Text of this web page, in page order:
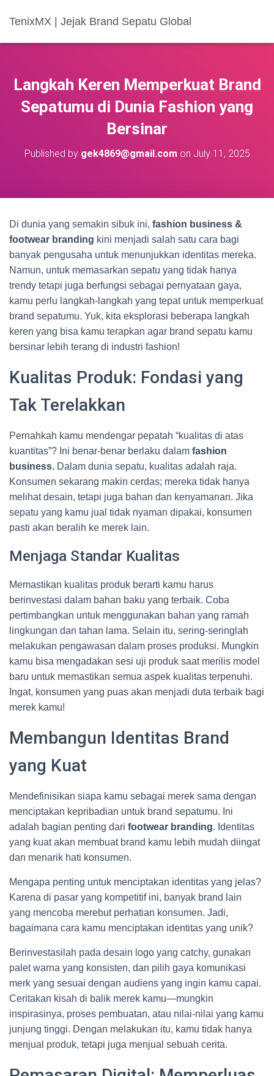
TenixMX | Jejak Brand Sepatu Global
Langkah Keren Memperkuat Brand
Sepatumu di Dunia Fashion yang
Bersinar
Published by gek4869@gmail.com on July 11, 2025
Di dunia yang semakin sibuk ini, fashion business &
footwear branding kini menjadi salah satu cara bagi
banyak pengusaha untuk menunjukkan identitas mereka.
Namun, untuk memasarkan sepatu yang tidak hanya
trendy tetapi juga berfungsi sebagai pernyataan gaya,
kamu perlu langkah-langkah yang tepat untuk memperkuat
brand sepatumu. Yuk, kita eksplorasi beberapa langkah
keren yang bisa kamu terapkan agar brand sepatu kamu
bersinar lebih terang di industri fashion!
Kualitas Produk: Fondasi yang
Tak Terelakkan
Pernahkah kamu mendengar pepatah “kualitas di atas
kuantitas”? Ini benar-benar berlaku dalam fashion
business. Dalam dunia sepatu, kualitas adalah raja.
Konsumen sekarang makin cerdas; mereka tidak hanya
melihat desain, tetapi juga bahan dan kenyamanan. Jika
sepatu yang kamu jual tidak nyaman dipakai, konsumen
pasti akan beralih ke merek lain.
Menjaga Standar Kualitas
Memastikan kualitas produk berarti kamu harus
berinvestasi dalam bahan baku yang terbaik. Coba
pertimbangkan untuk menggunakan bahan yang ramah
lingkungan dan tahan lama. Selain itu, sering-seringlah
melakukan pengawasan dalam proses produksi. Mungkin
kamu bisa mengadakan sesi uji produk saat merilis model
baru untuk memastikan semua aspek kualitas terpenuhi.
Ingat, konsumen yang puas akan menjadi duta terbaik bagi
merek kamu!
Membangun Identitas Brand
yang Kuat
Mendefinisikan siapa kamu sebagai merek sama dengan
menciptakan kepribadian untuk brand sepatumu. Ini
adalah bagian penting dari footwear branding. Identitas
yang kuat akan membuat brand kamu lebih mudah diingat
dan menarik hati konsumen.
Mengapa penting untuk menciptakan identitas yang jelas?
Karena di pasar yang kompetitif ini, banyak brand lain
yang mencoba merebut perhatian konsumen. Jadi,
bagaimana cara kamu menciptakan identitas yang unik?
Berinvestasilah pada desain logo yang catchy, gunakan
palet warna yang konsisten, dan pilih gaya komunikasi
merk yang sesuai dengan audiens yang ingin kamu capai.
Ceritakan kisah di balik merek kamu—mungkin
inspirasinya, proses pembuatan, atau nilai-nilai yang kamu
junjung tinggi. Dengan melakukan itu, kamu tidak hanya
menjual produk, tetapi juga menjual sebuah cerita.